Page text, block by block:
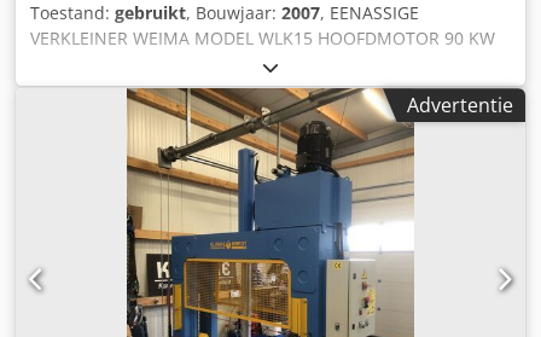
Toestand: gebruikt, Bouwjaar: 2007, EENASSIGE
VERKLEINER WEIMA MODEL WLK15 HOOFDMOTOR 90 KW
ROTORMESSEN AFMETING 50X50 (NIEUWE MESSEN)
Dedpfetqdxfjx Ab Uskr ROTORLENGTE 1500 MM ROTOR
DIAMETER 370 MM DE MACHINE IS 100% FUNCTIONEEL
DIRECT KLAAR VOOR GEBRUIK
Advertentie